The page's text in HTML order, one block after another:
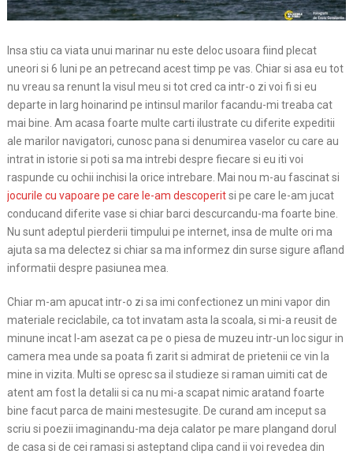
Insa stiu ca viata unui marinar nu este deloc usoara fiind plecat
uneori si 6 luni pe an petrecand acest timp pe vas. Chiar si asa eu tot
nu vreau sa renunt la visul meu si tot cred ca intr-o zi voi fi si eu
departe in larg hoinarind pe intinsul marilor facandu-mi treaba cat
mai bine. Am acasa foarte multe carti ilustrate cu diferite expeditii
ale marilor navigatori, cunosc pana si denumirea vaselor cu care au
intrat in istorie si poti sa ma intrebi despre fiecare si eu iti voi
raspunde cu ochii inchisi la orice intrebare. Mai nou m-au fascinat si
jocurile cu vapoare pe care le-am descoperitsi pe care le-am jucat
conducand diferite vase si chiar barci descurcandu-ma foarte bine.
Nu sunt adeptul pierderii timpului pe internet, insa de multe ori ma
ajuta sa ma delectez si chiar sa ma informez din surse sigure afland
informatii despre pasiunea mea.
Chiar m-am apucat intr-o zi sa imi confectionez un mini vapor din
materiale reciclabile, ca tot invatam asta la scoala, si mi-a reusit de
minune incat l-am asezat ca pe o piesa de muzeu intr-un loc sigur in
camera mea unde sa poata fi zarit si admirat de prietenii ce vin la
mine in vizita. Multi se opresc sa il studieze si raman uimiti cat de
atent am fost la detalii si ca nu mi-a scapat nimic aratand foarte
bine facut parca de maini mestesugite. De curand am inceput sa
scriu si poezii imaginandu-ma deja calator pe mare plangand dorul
de casa si de cei ramasi si asteptand clipa cand ii voi revedea din